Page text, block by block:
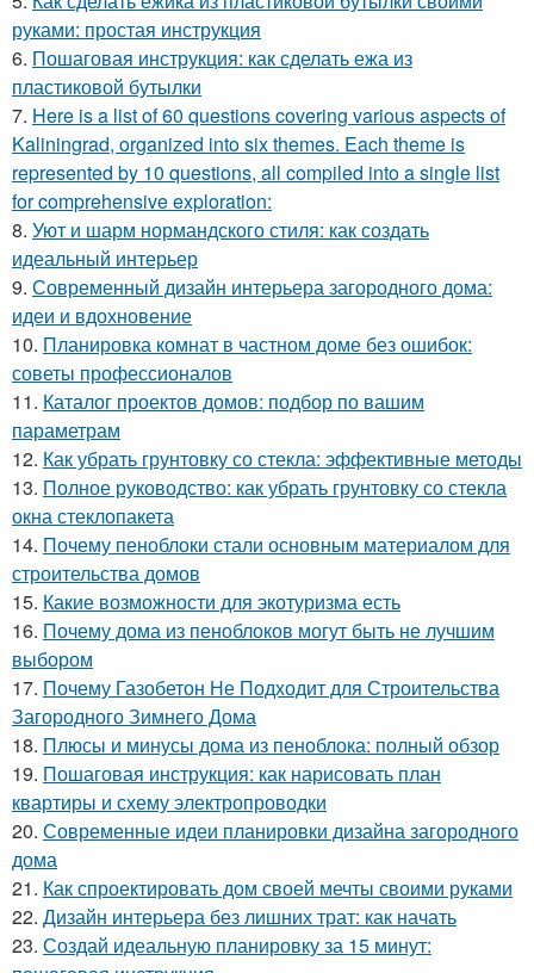
руками: простая инструкция
6. Пошаговая инструкция: как сделать ежа из
пластиковой бутылки
7. Here is a list of 60 questions covering various aspects of
Kaliningrad, organized into six themes. Each theme is
represented by 10 questions, all compiled into a single list
for comprehensive exploration:
8. Уют и шарм нормандского стиля: как создать
идеальный интерьер
9. Современный дизайн интерьера загородного дома:
идеи и вдохновение
10. Планировка комнат в частном доме без ошибок:
советы профессионалов
11. Каталог проектов домов: подбор по вашим
параметрам
12. Как убрать грунтовку со стекла: эффективные методы
13. Полное руководство: как убрать грунтовку со стекла
окна стеклопакета
14. Почему пеноблоки стали основным материалом для
строительства домов
15. Какие возможности для экотуризма есть
16. Почему дома из пеноблоков могут быть не лучшим
выбором
17. Почему Газобетон Не Подходит для Строительства
Загородного Зимнего Дома
18. Плюсы и минусы дома из пеноблока: полный обзор
19. Пошаговая инструкция: как нарисовать план
квартиры и схему электропроводки
20. Современные идеи планировки дизайна загородного
дома
21. Как спроектировать дом своей мечты своими руками
22. Дизайн интерьера без лишних трат: как начать
23. Создай идеальную планировку за 15 минут: